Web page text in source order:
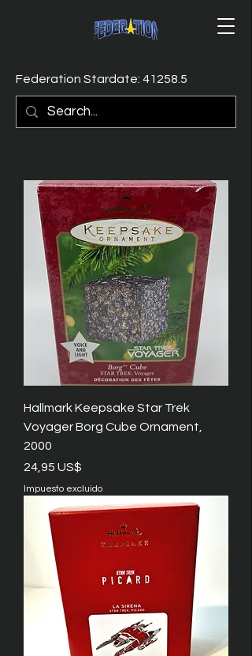
Federation Stardate: 41258.5
Hallmark Keepsake Star Trek
Voyager Borg Cube Ornament,
2000
Precio
24,95 US$
Impuesto excluido